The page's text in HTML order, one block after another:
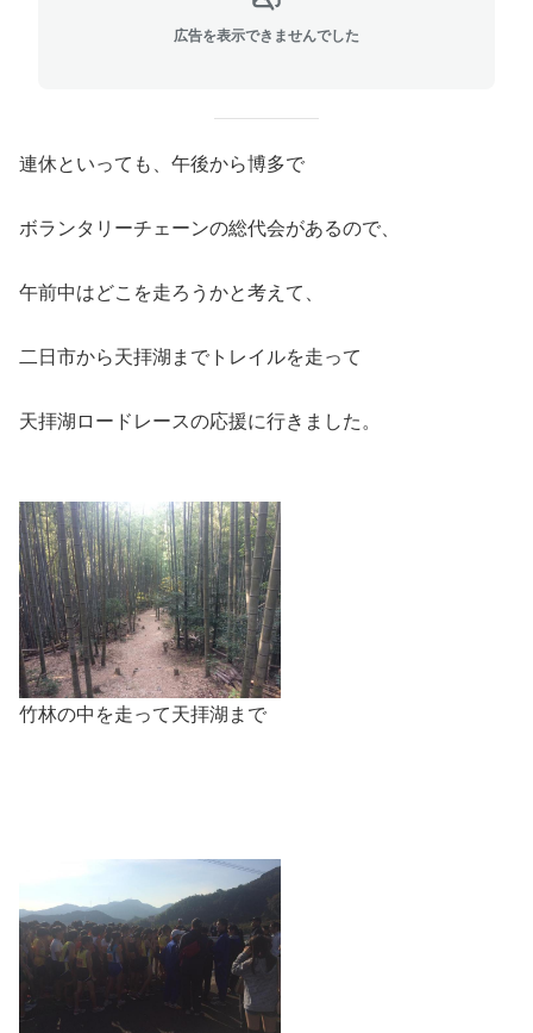
広告を表示できませんでした
連休といっても、午後から博多で
ボランタリーチェーンの総代会があるので、
午前中はどこを走ろうかと考えて、
二日市から天拝湖までトレイルを走って
天拝湖ロードレースの応援に行きました。
竹林の中を走って天拝湖まで